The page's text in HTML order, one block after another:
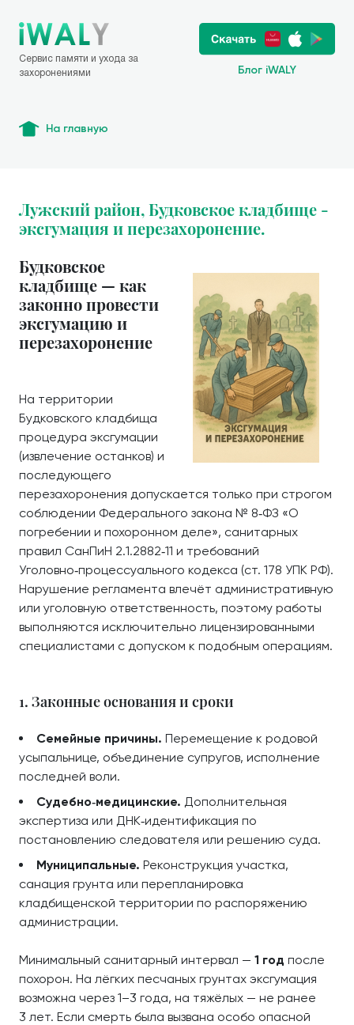
Сервис памяти и ухода за
захоронениями
Блог iWALY
На главную
Лужский район, Будковское кладбище -
эксгумация и перезахоронение.
Будковское
кладбище — как
законно провести
эксгумацию и
перезахоронение
На территории
Будковского кладбища
процедура эксгумации
(извлечение останков) и
последующего
перезахоронения допускается только при строгом
соблюдении Федерального закона № 8‑ФЗ «О
погребении и похоронном деле», санитарных
правил СанПиН 2.1.2882‑11 и требований
Уголовно‑процессуального кодекса (ст. 178 УПК РФ).
Нарушение регламента влечёт административную
или уголовную ответственность, поэтому работы
выполняются исключительно лицензированными
специалистами с допуском к подобным операциям.
1. Законные основания и сроки
Семейные причины. Перемещение к родовой
усыпальнице, объединение супругов, исполнение
последней воли.
Судебно‑медицинские. Дополнительная
экспертиза или ДНК‑идентификация по
постановлению следователя или решению суда.
Муниципальные. Реконструкция участка,
санация грунта или перепланировка
кладбищенской территории по распоряжению
администрации.
Минимальный санитарный интервал — 1 год после
похорон. На лёгких песчаных грунтах эксгумация
возможна через 1–3 года, на тяжёлых — не ранее
3 лет. Если смерть была вызвана особо опасной